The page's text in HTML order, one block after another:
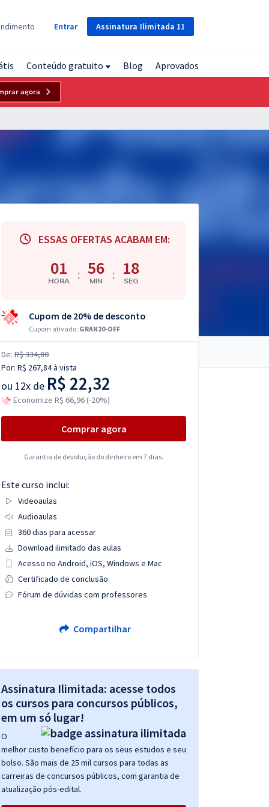
Assinatura Ilimitada 11
Entrar
Conteúdo gratuito Blog Aprovados
agora
ESSAS OFERTAS ACABAM EM:
01
HORA : 56
MIN : 17
SEG
Cupom de 20% de desconto
Cupom ativado: GRAN20-OFF
De: R$ 334,80
Por: R$ 267,84à vista
ou 12x de R$ 22,32
Economize R$ 66,96 (-20%)
Comprar agora
Garantia de devolução do dinheiro em 7 dias.
Este curso inclui:
Videoaulas
Audioaulas
360 dias para acessar
Download ilimitado das aulas
Acesso no Android, iOS, Windows e Mac
Certificado de conclusão
Fórum de dúvidas com professores
Compartilhar
Assinatura Ilimitada: acesse todos
os cursos para concursos públicos,
em um só lugar!
O
melhor custo benefício para os seus estudos e seu
bolso. São mais de 25 mil cursos para todas as
carreiras de concursos públicos, com garantia de
atualização pós-edital.